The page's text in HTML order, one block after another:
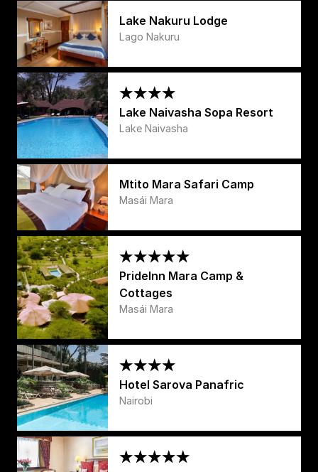
Lake Nakuru Lodge
Lago Nakuru
Lake Naivasha Sopa Resort
Lake Naivasha
Mtito Mara Safari Camp
Masái Mara
PrideInn Mara Camp &
Cottages
Masái Mara
Hotel Sarova Panafric
Nairobi